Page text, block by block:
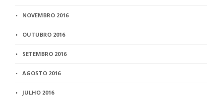
NOVEMBRO 2016
OUTUBRO 2016
SETEMBRO 2016
AGOSTO 2016
JULHO 2016